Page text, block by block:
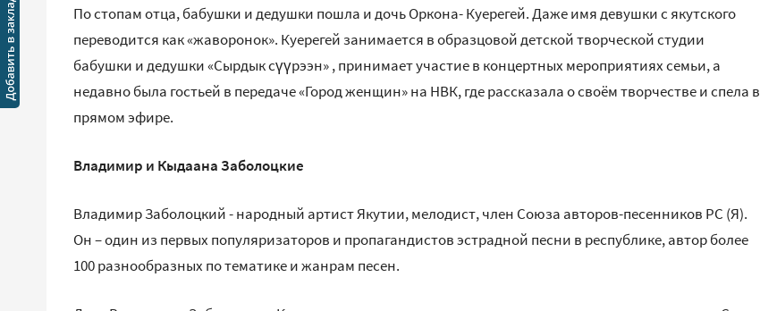
По стопам отца, бабушки и дедушки пошла и дочь Оркона- Куерегей. Даже имя девушки с якутского
переводится как «жаворонок». Куерегей занимается в образцовой детской творческой студии
бабушки и дедушки «Сырдык сүүрээн» , принимает участие в концертных мероприятиях семьи, а
недавно была гостьей в передаче «Город женщин» на НВК, где рассказала о своём творчестве и спела в
прямом эфире.
Владимир и Кыдаана Заболоцкие
Владимир Заболоцкий - народный артист Якутии, мелодист, член Союза авторов-песенников РС (Я).
Он – один из первых популяризаторов и пропагандистов эстрадной песни в республике, автор более
100 разнообразных по тематике и жанрам песен.